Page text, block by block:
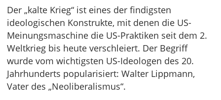
Der „kalte Krieg“ ist eines der findigsten
ideologischen Konstrukte, mit denen die US-
Meinungsmaschine die US-Praktiken seit dem 2.
Weltkrieg bis heute verschleiert. Der Begriff
wurde vom wichtigsten US-Ideologen des 20.
Jahrhunderts popularisiert: Walter Lippmann,
Vater des „Neoliberalismus“.